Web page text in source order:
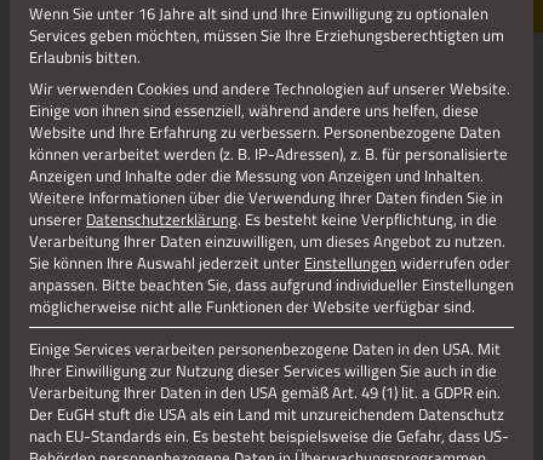
Impressum
Wenn Sie unter 16 Jahre alt sind und Ihre Einwilligung zu optionalen
Services geben möchten, müssen Sie Ihre Erziehungsberechtigten um
Erlaubnis bitten.
Wir verwenden Cookies und andere Technologien auf unserer Website.
Einige von ihnen sind essenziell, während andere uns helfen, diese
Website und Ihre Erfahrung zu verbessern. Personenbezogene Daten
können verarbeitet werden (z. B. IP-Adressen), z. B. für personalisierte
Anzeigen und Inhalte oder die Messung von Anzeigen und Inhalten.
Weitere Informationen über die Verwendung Ihrer Daten finden Sie in
unserer Datenschutzerklärung. Es besteht keine Verpflichtung, in die
Verarbeitung Ihrer Daten einzuwilligen, um dieses Angebot zu nutzen.
Sie können Ihre Auswahl jederzeit unter Einstellungen widerrufen oder
anpassen. Bitte beachten Sie, dass aufgrund individueller Einstellungen
möglicherweise nicht alle Funktionen der Website verfügbar sind.
Einige Services verarbeiten personenbezogene Daten in den USA. Mit
Ihrer Einwilligung zur Nutzung dieser Services willigen Sie auch in die
Verarbeitung Ihrer Daten in den USA gemäß Art. 49 (1) lit. a GDPR ein.
Der EuGH stuft die USA als ein Land mit unzureichendem Datenschutz
nach EU-Standards ein. Es besteht beispielsweise die Gefahr, dass US-